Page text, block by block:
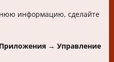
информацию, сделайте
→ Управление